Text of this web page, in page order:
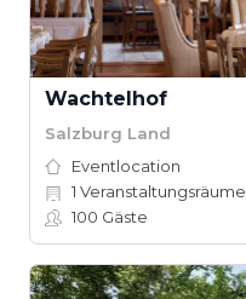
Wachtelhof
Salzburg Land
Eventlocation
1 Veranstaltungsräume
100 Gäste